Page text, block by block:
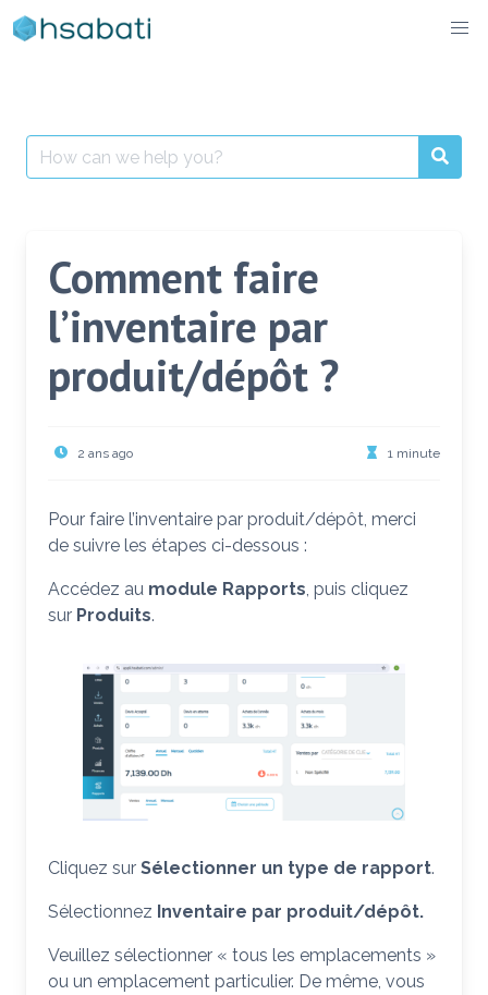
Skip
to
Search
for:
Comment faire
l’inventaire par
produit/dépôt ?
2 ans ago 1 minute
Pour faire l’inventaire par produit/dépôt, merci
de suivre les étapes ci-dessous :
Accédez au module Rapports, puis cliquez
sur Produits.
Cliquez sur Sélectionner un type de rapport.
Sélectionnez Inventaire par produit/dépôt.
Veuillez sélectionner « tous les emplacements »
ou un emplacement particulier. De même, vous